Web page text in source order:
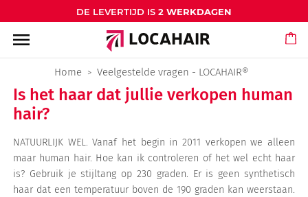
DE LEVERTIJD IS 2 WERKDAGEN
menu
Home Veelgestelde vragen - LOCAHAIR®
Is het haar dat jullie verkopen human
hair?
NATUURLIJK WEL. Vanaf het begin in 2011 verkopen we alleen
maar human hair. Hoe kan ik controleren of het wel echt haar
is? Gebruik je stijltang op 230 graden. Er is geen synthetisch
haar dat een temperatuur boven de 190 graden kan weerstaan.